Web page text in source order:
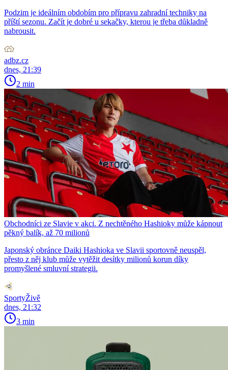
Podzim je ideálním obdobím pro přípravu zahradní techniky na
příští sezonu. Začít je dobré u sekačky, kterou je třeba důkladně
nabrousit.
adbz.cz
dnes, 21:39
2 min
Obchodníci ze Slavie v akci. Z nechtěného Hashioky může kápnout
pěkný balík, až 70 milionů
Japonský obránce Daiki Hashioka ve Slavii sportovně neuspěl,
přesto z něj klub může vytěžit desítky milionů korun díky
promyšlené smluvní strategii.
SportyŽivě
dnes, 21:32
3 min